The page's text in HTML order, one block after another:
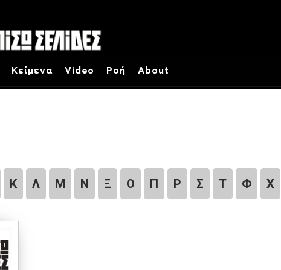
Κείμενα Video Ροή About
Κ Λ Μ Ν Ξ Ο Π Ρ Σ Τ Φ Χ